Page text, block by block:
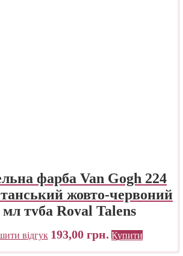
фарба Van Gogh 224
жовто-червоний
мл туба Royal Talens
відгук 193,00 грн. Купити